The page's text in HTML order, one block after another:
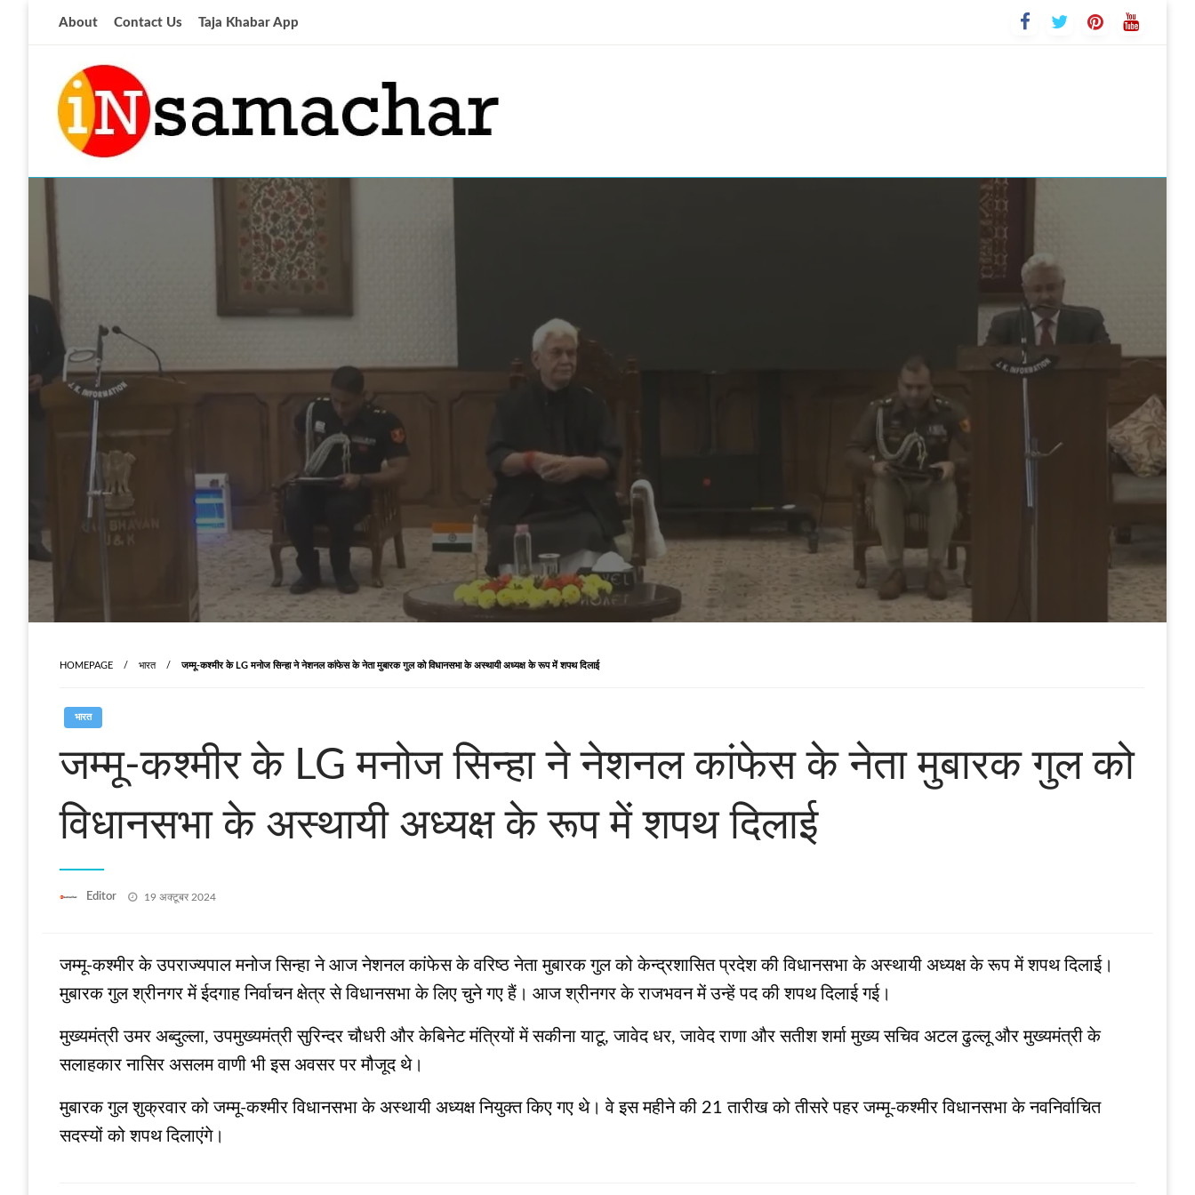
About Contact Us Taja Khabar App
insamachar
आज की ताजा खबर
HOMEPAGE भारत जम्‍मू-कश्‍मीर के LG मनोज सिन्‍हा ने नेशनल कांफेस के नेता मुबारक गुल को विधानसभा के अस्‍थायी अध्‍यक्ष के रूप में शपथ दिलाई
भारत
जम्‍मू-कश्‍मीर के LG मनोज सिन्‍हा ने नेशनल कांफेस के नेता मुबारक गुल को
विधानसभा के अस्‍थायी अध्‍यक्ष के रूप में शपथ दिलाई
Editor
Posted
19 अक्टूबर 2024
जम्‍मू-कश्‍मीर के उपराज्‍यपाल मनोज सिन्‍हा ने आज नेशनल कांफेस के वरिष्‍ठ नेता मुबारक गुल को केन्‍द्रशासित प्रदेश की विधानसभा के अस्‍थायी अध्‍यक्ष के रूप में शपथ दिलाई।
मुबारक गुल श्रीनगर में ईदगाह निर्वाचन क्षेत्र से विधानसभा के लिए चुने गए हैं। आज श्रीनगर के राजभवन में उन्‍हें पद की शपथ दिलाई गई।
मुख्‍यमंत्री उमर अब्‍दुल्‍ला, उपमुख्‍यमंत्री सुरिन्‍दर चौधरी और केबिनेट मंत्रियों में सकीना याटू, जावेद धर, जावेद राणा और सतीश शर्मा मुख्‍य सचिव अटल ढुल्‍लू और मुख्‍यमंत्री के
सलाहकार नासिर असलम वाणी भी इस अवसर पर मौजूद थे।
मुबारक गुल शुक्रवार को जम्‍मू-कश्‍मीर विधानसभा के अस्‍थायी अध्‍यक्ष नियुक्‍त किए गए थे। वे इस महीने की 21 तारीख को तीसरे पहर जम्‍मू-कश्‍मीर विधानसभा के नवनिर्वाचित
सदस्‍यों को शपथ दिलाएंगे।